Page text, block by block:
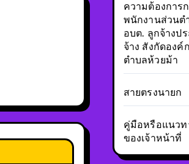
ความต้องการ
พนักงานส่วนต
อบต. ลูกจ้างป
จ้าง สังกัดองค์
ตำบลห้วยม้า
สายตรงนายก
คู่มือหรือแนวท
ของเจ้าหน้าที่